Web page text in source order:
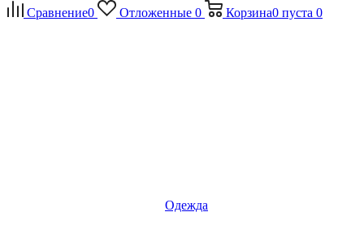
Сравнение0 Отложенные 0 Корзина0 пуста 0
Одежда